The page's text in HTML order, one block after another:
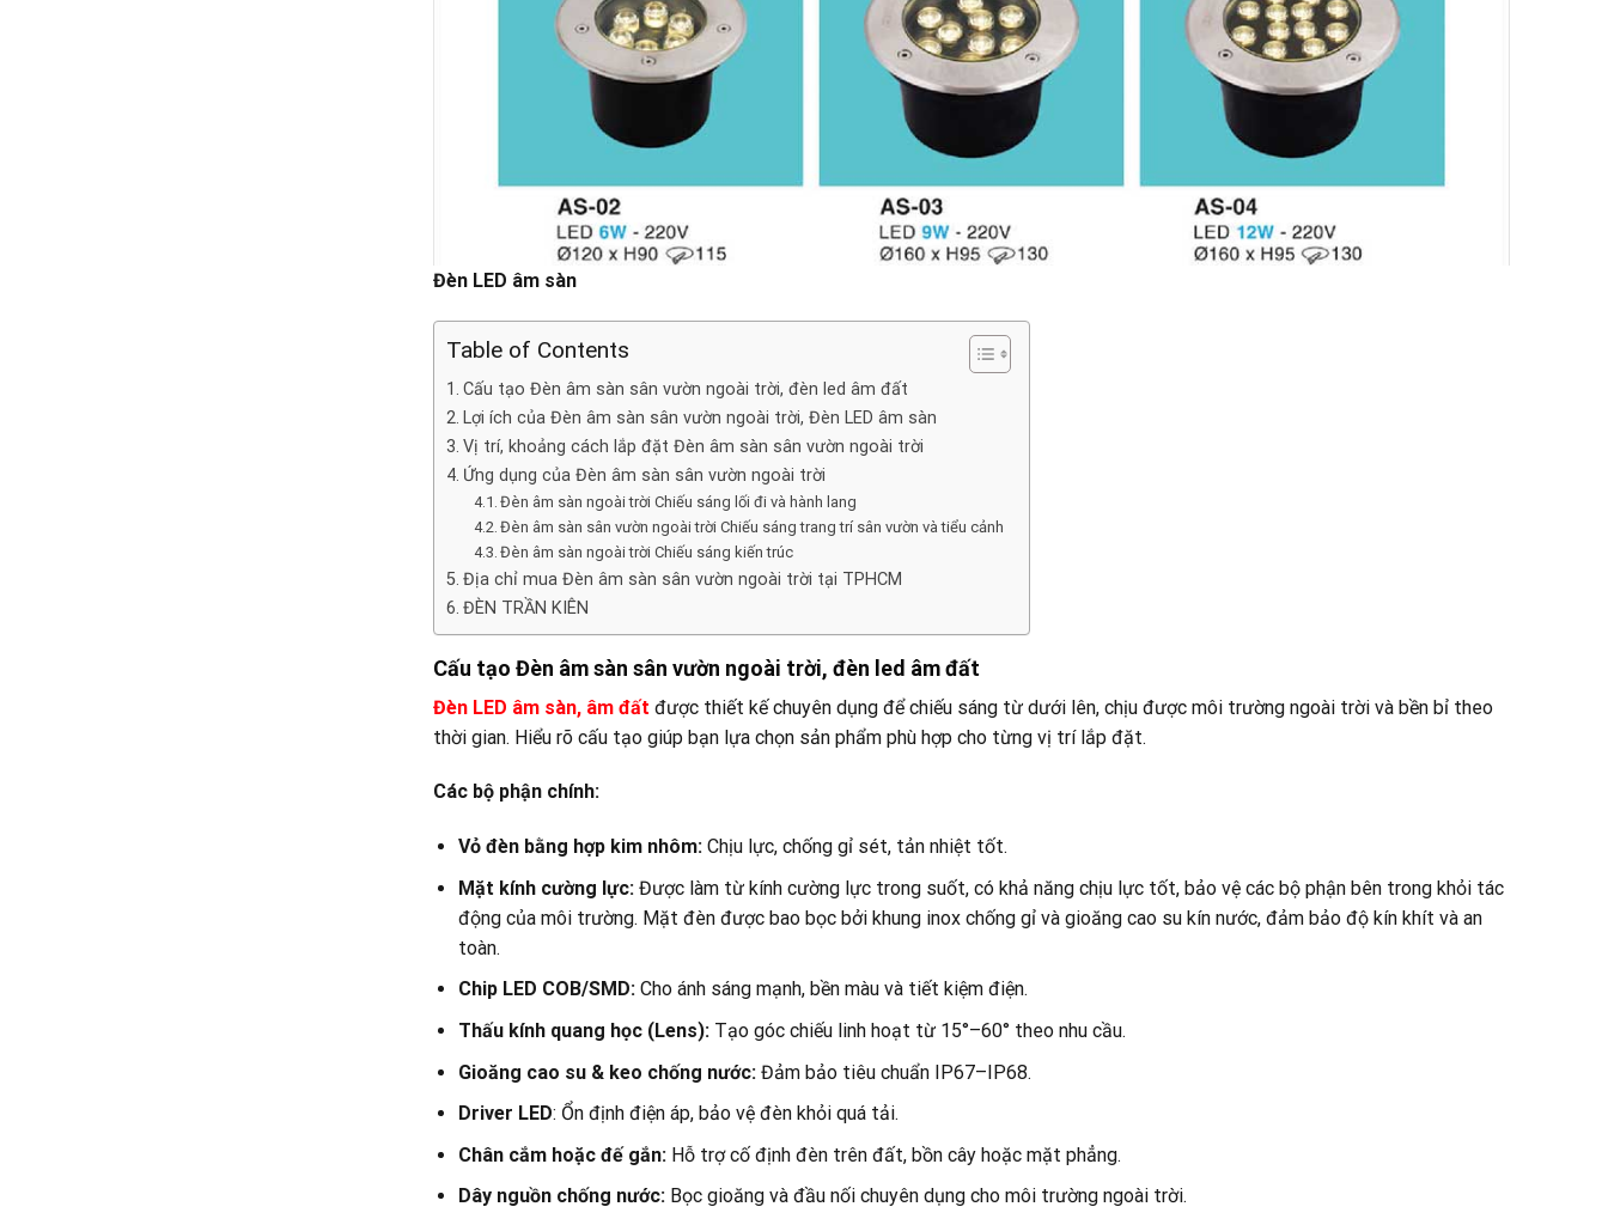
Đèn LED âm sàn
Table of Contents
Cấu tạo Đèn âm sàn sân vườn ngoài trời, đèn led âm đất
Lợi ích của Đèn âm sàn sân vườn ngoài trời, Đèn LED âm sàn
Vị trí, khoảng cách lắp đặt Đèn âm sàn sân vườn ngoài trời
Ứng dụng của Đèn âm sàn sân vườn ngoài trời
Đèn âm sàn ngoài trời Chiếu sáng lối đi và hành lang
Đèn âm sàn sân vườn ngoài trời Chiếu sáng trang trí sân vườn và tiểu cảnh
Đèn âm sàn ngoài trời Chiếu sáng kiến trúc
Địa chỉ mua Đèn âm sàn sân vườn ngoài trời tại TPHCM
ĐÈN TRẦN KIÊN
Cấu tạo Đèn âm sàn sân vườn ngoài trời, đèn led âm đất
Đèn LED âm sàn, âm đất được thiết kế chuyên dụng để chiếu sáng từ dưới lên, chịu được môi trường ngoài trời và bền bỉ theo
thời gian. Hiểu rõ cấu tạo giúp bạn lựa chọn sản phẩm phù hợp cho từng vị trí lắp đặt.
Các bộ phận chính:
Vỏ đèn bằng hợp kim nhôm:Chịu lực, chống gỉ sét, tản nhiệt tốt.
Mặt kính cường lực:Được làm từ kính cường lực trong suốt, có khả năng chịu lực tốt, bảo vệ các bộ phận bên trong khỏi tác
động của môi trường. Mặt đèn được bao bọc bởi khung inox chống gỉ và gioăng cao su kín nước, đảm bảo độ kín khít và an
toàn.
Chip LED COB/SMD:Cho ánh sáng mạnh, bền màu và tiết kiệm điện.
Thấu kính quang học (Lens):Tạo góc chiếu linh hoạt từ 15°–60° theo nhu cầu.
Gioăng cao su & keo chống nước:Đảm bảo tiêu chuẩn IP67–IP68.
Driver LED: Ổn định điện áp, bảo vệ đèn khỏi quá tải.
Chân cắm hoặc đế gắn:Hỗ trợ cố định đèn trên đất, bồn cây hoặc mặt phẳng.
Dây nguồn chống nước:Bọc gioăng và đầu nối chuyên dụng cho môi trường ngoài trời.